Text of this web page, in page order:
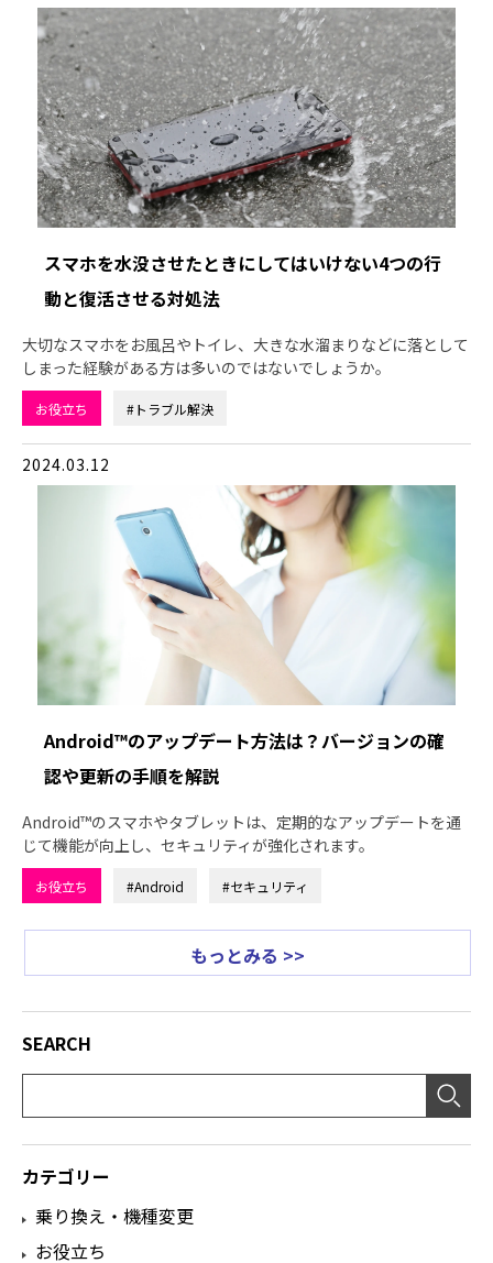
スマホを水没させたときにしてはいけない4つの行
動と復活させる対処法
大切なスマホをお風呂やトイレ、大きな水溜まりなどに落として
しまった経験がある方は多いのではないでしょうか。
お役立ち #トラブル解決
2024.03.12
Android™のアップデート方法は？バージョンの確
認や更新の手順を解説
Android™のスマホやタブレットは、定期的なアップデートを通
じて機能が向上し、セキュリティが強化されます。
お役立ち #Android #セキュリティ
もっとみる >>
SEARCH
カテゴリー
乗り換え・機種変更
お役立ち